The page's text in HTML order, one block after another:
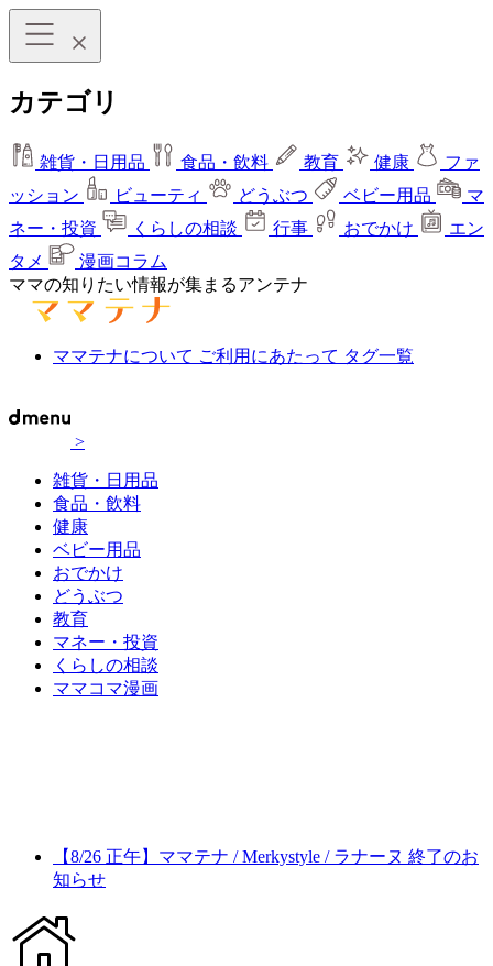
カテゴリ
雑貨・日用品 食品・飲料 教育 健康
ファ
ッション
ビューティ どうぶつ ベビー用品
マ
ネー・投資
くらしの相談 行事 おでかけ
エン
タメ
漫画コラム
ママの知りたい情報が集まるアンテナ
ママテナについて ご利用にあたって タグ一覧
>
雑貨・日用品
食品・飲料
健康
ベビー用品
おでかけ
どうぶつ
教育
マネー・投資
くらしの相談
ママコマ漫画
【8/26 正午】ママテナ / Merkystyle / ラナーヌ 終了のお
知らせ